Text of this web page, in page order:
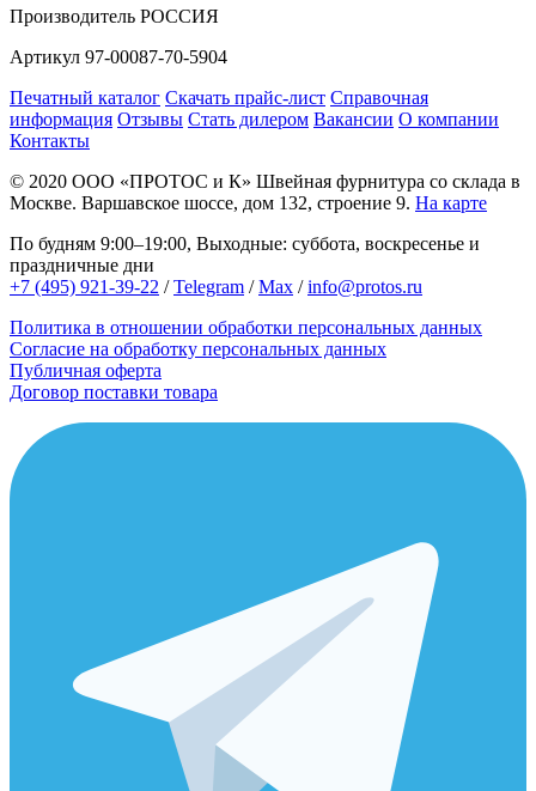
Производитель РОССИЯ
Артикул 97-00087-70-5904
Печатный каталог Скачать прайс-лист Справочная
информация Отзывы Стать дилером Вакансии О компании
Контакты
© 2020 ООО «ПРОТОС и К» Швейная фурнитура со склада в
Москве. Варшавское шоссе, дом 132, строение 9. На карте
По будням 9:00–19:00, Выходные: суббота, воскресенье и
праздничные дни
+7 (495) 921-39-22 /Telegram /Max /info@protos.ru
Политика в отношении обработки персональных данных
Согласие на обработку персональных данных
Публичная оферта
Договор поставки товара